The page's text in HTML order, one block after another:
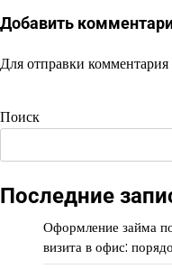
Добавить
Для отправки
Поиск
Последние
Оформление займа
визита в офис: